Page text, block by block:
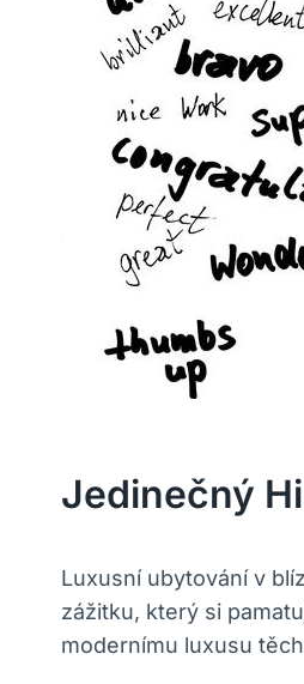
Jedinečný
Luxusní ubytování v
zážitku, který si
modernímu luxusu